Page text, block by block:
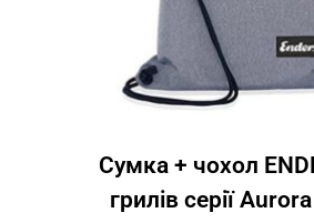
Сумка + чохол
грилів серії